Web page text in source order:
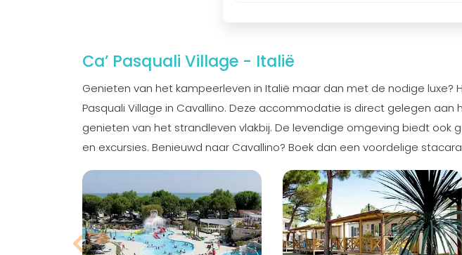
Ca’ Pasquali Village - Italië
Genieten van het kampeerleven in Italië maar dan met de nodige luxe?
Pasquali Village in Cavallino. Deze accommodatie is direct gelegen
genieten van het strandleven vlakbij. De levendige omgeving biedt ook
en excursies. Benieuwd naar Cavallino? Boek dan een voordelige